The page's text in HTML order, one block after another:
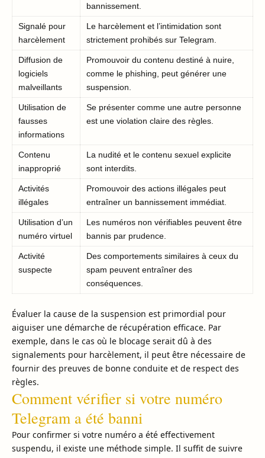
bannissement.
Signalé pour
harcèlement
Le harcèlement et l’intimidation sont
strictement prohibés sur Telegram.
Diffusion de
logiciels
malveillants
Promouvoir du contenu destiné à nuire,
comme le phishing, peut générer une
suspension.
Utilisation de
fausses
informations
Se présenter comme une autre personne
est une violation claire des règles.
Contenu
inapproprié
La nudité et le contenu sexuel explicite
sont interdits.
Activités
illégales
Promouvoir des actions illégales peut
entraîner un bannissement immédiat.
Utilisation d’un
numéro virtuel
Les numéros non vérifiables peuvent être
bannis par prudence.
Activité
suspecte
Des comportements similaires à ceux du
spam peuvent entraîner des
conséquences.
Évaluer la cause de la suspension est primordial pour
aiguiser une démarche de récupération efficace. Par
exemple, dans le cas où le blocage serait dû à des
signalements pour harcèlement, il peut être nécessaire de
fournir des preuves de bonne conduite et de respect des
règles.
Comment vérifier si votre numéro
Telegram a été banni
Pour confirmer si votre numéro a été effectivement
suspendu, il existe une méthode simple. Il suffit de suivre